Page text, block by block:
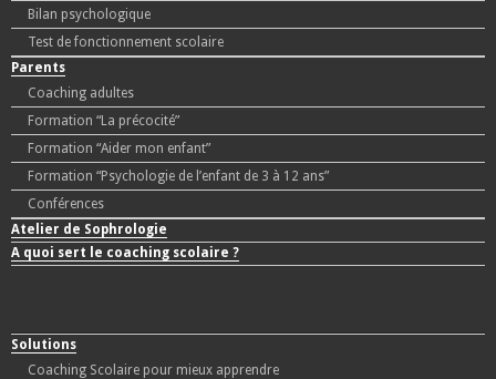
Bilan psychologique
Test de fonctionnement scolaire
Parents
Coaching adultes
Formation “La précocité”
Formation “Aider mon enfant”
Formation “Psychologie de l’enfant de 3 à 12 ans”
Conférences
Atelier de Sophrologie
A quoi sert le coaching scolaire ?
Solutions
Coaching Scolaire pour mieux apprendre